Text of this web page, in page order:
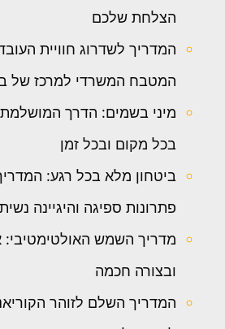
הצלחת שלכם
המדריך לשדרוג חוויית
המטבח המשרדי למרכז של
מיני בשמים: הדרך המושלמת
בכל מקום ובכל זמן
ביטחון מלא בכל רגע:
פתרונות ספיגה והיגיינה
מדריך השמש
ובצורה חכמה
המדריך השלם לזוהר